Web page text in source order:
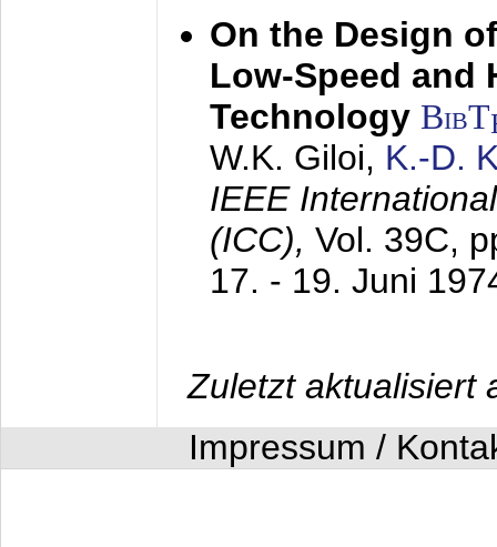
On the Design
Low-Speed and
Technology BibT
W.K. Giloi, K.-D.
IEEE
(ICC), Vol. 39C,
17. - 19. Juni
Zuletzt aktualisiert
Impressum /